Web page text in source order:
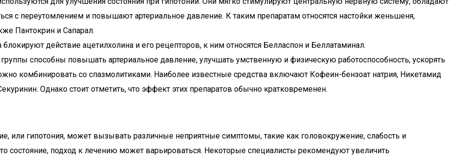
с переутомлением и повышают артериальное давление. К таким препаратам относятся настойки женьшеня,
Пантокрин и Сапарал.
блокируют действие ацетилхолина и его рецепторов, к ним относятся Белласпон и Беллатаминал.
способны повышать артериальное давление, улучшать умственную и физическую работоспособность, ускорять
комбинировать со спазмолитиками. Наиболее известные средства включают Кофеин-бензоат натрия, Никетамид
Однако стоит отметить, что эффект этих препаратов обычно кратковременен.
или гипотония, может вызывать различные неприятные симптомы, такие как головокружение, слабость и
состояние, подход к лечению может варьироваться. Некоторые специалисты рекомендуют увеличить